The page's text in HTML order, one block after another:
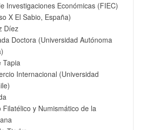
Investigaciones Económicas (FIEC)
X El Sabio, España)
Díez
Doctora (Universidad Autónoma
Tapia
Internacional (Universidad
Filatélico y Numismático de la